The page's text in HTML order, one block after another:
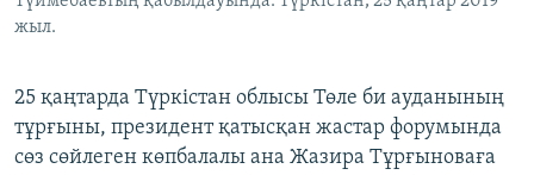
жыл.
25 қаңтарда Түркістан облысы Төле би ауданының
тұрғыны, президент қатысқан жастар форумында
сөз сөйлеген көпбалалы ана Жазира Тұрғыноваға